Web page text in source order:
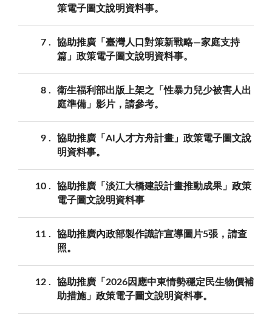
策電子圖文說明資料事。
7
協助推廣「臺灣人口對策新戰略—家庭支持
篇」政策電子圖文說明資料事。
8
衛生福利部出版上架之「性暴力兒少被害人出
庭準備」影片，請參考。
9
協助推廣「AI人才方舟計畫」政策電子圖文說
明資料事。
10
協助推廣「淡江大橋建設計畫推動成果」政策
電子圖文說明資料事
11
協助推廣內政部製作識詐宣導圖片5張，請查
照。
12
協助推廣「2026因應中東情勢穩定民生物價補
助措施」政策電子圖文說明資料事。